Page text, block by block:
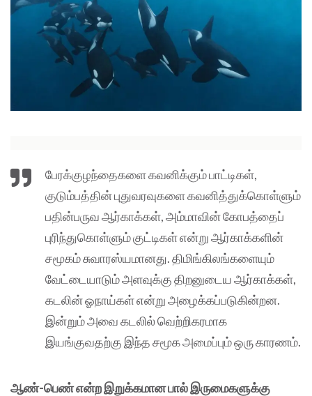
பேரக்குழந்தைகளை கவனிக்கும் பாட்டிகள்,
குடும்பத்தின் புதுவரவுகளை கவனித்துக்கொள்ளும்
பதின்பருவ ஆர்காக்கள், அம்மாவின் கோபத்தைப்
புரிந்துகொள்ளும் குட்டிகள் என்று ஆர்காக்களின்
சமூகம் சுவாரஸ்யமானது. திமிங்கிலங்களையும்
வேட்டையாடும் அளவுக்கு திறனுடைய ஆர்காக்கள்,
கடலின் ஓநாய்கள் என்று அழைக்கப்படுகின்றன.
இன்றும் அவை கடலில் வெற்றிகரமாக
இயங்குவதற்கு இந்த சமூக அமைப்பும் ஒரு காரணம்.
ஆண்-பெண் என்ற இறுக்கமான பால் இருமைகளுக்கு